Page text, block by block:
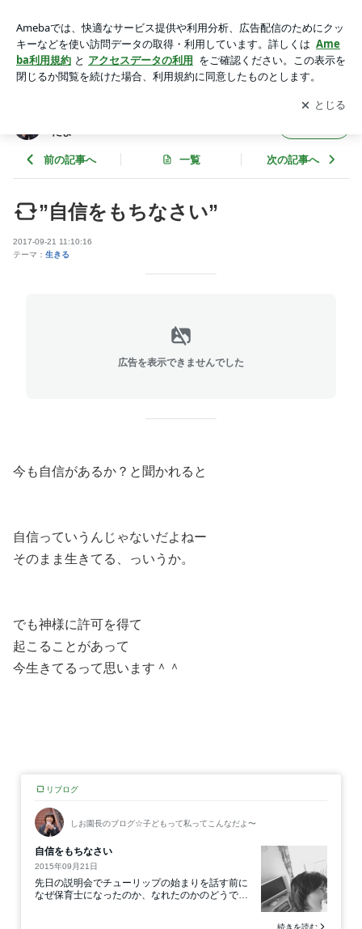
んなだよ〜アプリをダウンロードして ブログの更新通知
を受け取りまし
ょう。
開く
だよ〜
前の記事へ 一覧 次の記事へ
”自信をもちなさい”
2017-09-21 11:10:16
テーマ： 生きる
広告を表示できませんでした
今も自信があるか？と聞かれると
自信っていうんじゃないだよねー
そのまま生きてる、っいうか。
でも神様に許可を得て
起こることがあって
今生きてるって思います＾＾